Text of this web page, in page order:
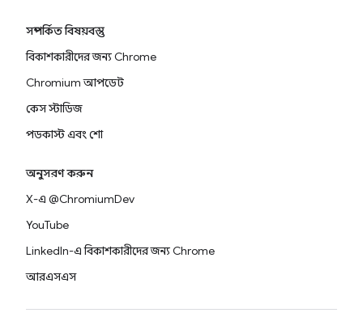
সম্পর্কিত বিষয়বস্তু
বিকাশকারীদের জন্য Chrome
Chromium আপডেট
কেস স্টাডিজ
পডকাস্ট এবং শো
অনুসরণ করুন
X-এ @ChromiumDev
YouTube
LinkedIn-এ বিকাশকারীদের জন্য Chrome
আরএসএস